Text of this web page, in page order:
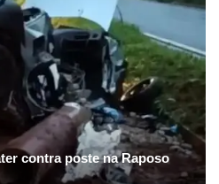
contra poste na Raposo